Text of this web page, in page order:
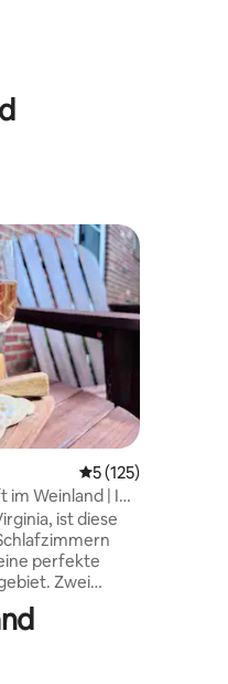
5, 107 Bewertungen
Durchschnittliche
5 (125)
Weinland | In
ist diese
perfekte
Zwei
Betten,
ein